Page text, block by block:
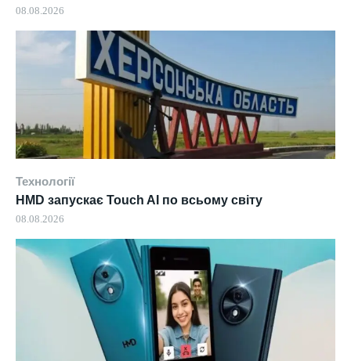
08.08.2026
Технології
HMD запускає Touch AI по всьому світу
08.08.2026